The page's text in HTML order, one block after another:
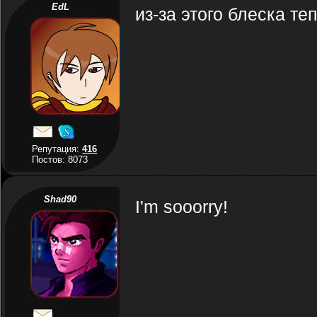
EdL
Репутация:416
Постов: 8073
из-за этого блеска
Shad90 I'm sooorry!